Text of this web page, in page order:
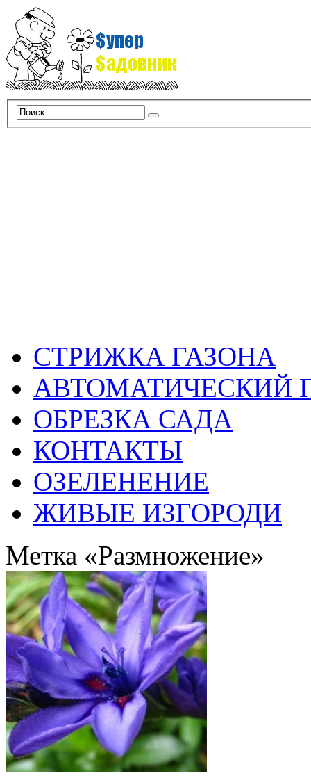
СТРИЖКА ГАЗОНА
АВТОМАТИЧЕСКИЙ
ОБРЕЗКА САДА
КОНТАКТЫ
ОЗЕЛЕНЕНИЕ
ЖИВЫЕ ИЗГОРОДИ
Метка «Размножение»